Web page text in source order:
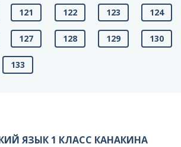
121 122 123 124
127 128 129 130
133
ЯЗЫК 1 КЛАСС КАНАКИНА